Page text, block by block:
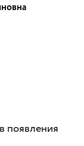
появления